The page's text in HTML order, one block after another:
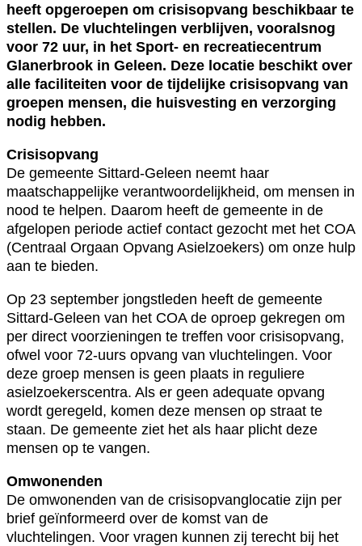
heeft opgeroepen om crisisopvang beschikbaar te
stellen. De vluchtelingen verblijven, vooralsnog
voor 72 uur, in het Sport- en recreatiecentrum
Glanerbrook in Geleen. Deze locatie beschikt over
alle faciliteiten voor de tijdelijke crisisopvang van
groepen mensen, die huisvesting en verzorging
nodig hebben.
Crisisopvang
De gemeente Sittard-Geleen neemt haar
maatschappelijke verantwoordelijkheid, om mensen in
nood te helpen. Daarom heeft de gemeente in de
afgelopen periode actief contact gezocht met het COA
(Centraal Orgaan Opvang Asielzoekers) om onze hulp
aan te bieden.
Op 23 september jongstleden heeft de gemeente
Sittard-Geleen van het COA de oproep gekregen om
per direct voorzieningen te treffen voor crisisopvang,
ofwel voor 72-uurs opvang van vluchtelingen. Voor
deze groep mensen is geen plaats in reguliere
asielzoekerscentra. Als er geen adequate opvang
wordt geregeld, komen deze mensen op straat te
staan. De gemeente ziet het als haar plicht deze
mensen op te vangen.
Omwonenden
De omwonenden van de crisisopvanglocatie zijn per
brief geïnformeerd over de komst van de
vluchtelingen. Voor vragen kunnen zij terecht bij het